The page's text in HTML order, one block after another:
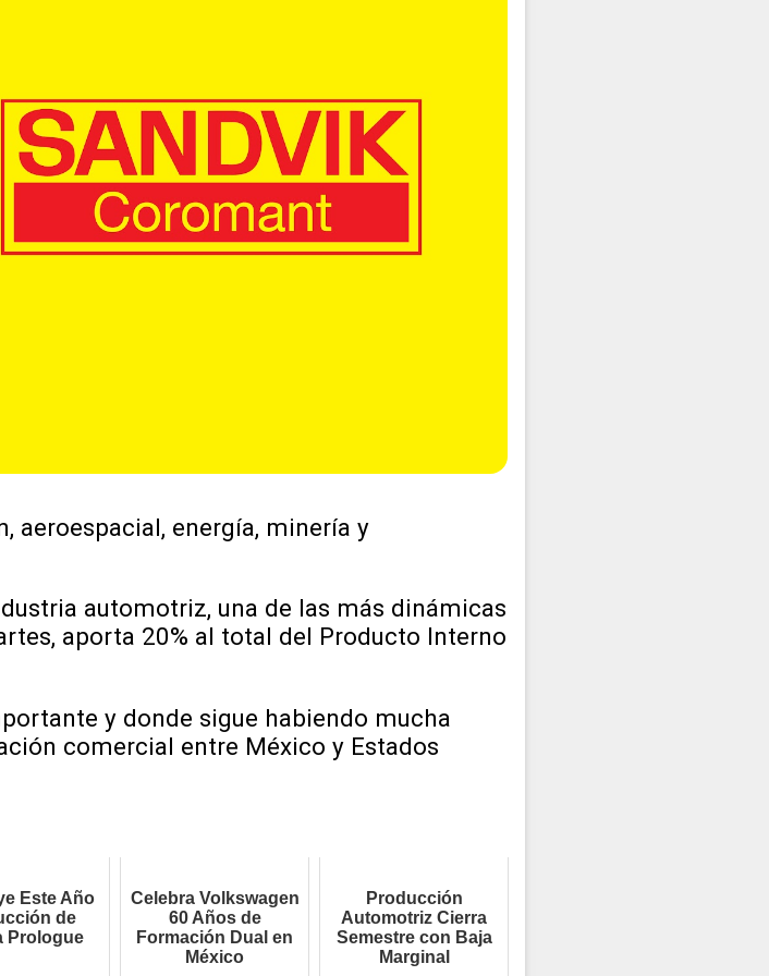
aeroespacial, energía, minería y
automotriz, una de las más dinámicas
aporta 20% al total del Producto Interno
y donde sigue habiendo mucha
comercial entre México y Estados
Este Año
de
Prologue
Celebra Volkswagen
60 Años de
Formación Dual en
México
Producción
Automotriz Cierra
Semestre con Baja
Marginal